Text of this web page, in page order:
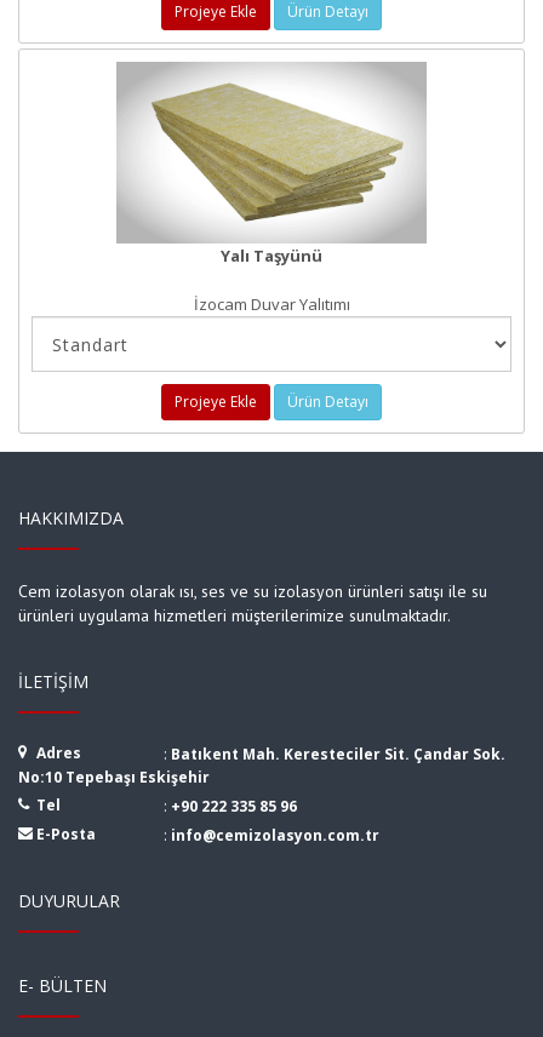
Projeye Ekle Ürün Detayı
Yalı Taşyünü
İzocam Duvar Yalıtımı
Projeye Ekle Ürün Detayı
HAKKIMIZDA
Cem izolasyon olarak ısı, ses ve su izolasyon ürünleri satışı ile su
ürünleri uygulama hizmetleri müşterilerimize sunulmaktadır.
İLETIŞIM
Adres : Batıkent Mah. Keresteciler Sit. Çandar Sok.
No:10 Tepebaşı Eskişehir
Tel
: +90 222 335 85 96
E-Posta
: info@cemizolasyon.com.tr
DUYURULAR
E- BÜLTEN